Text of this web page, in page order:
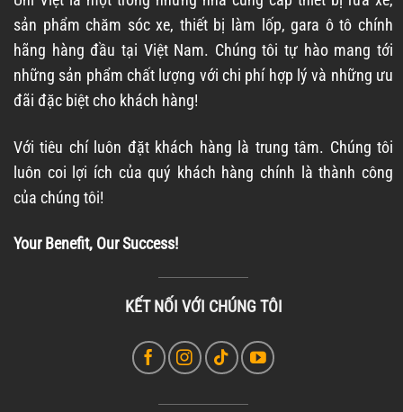
sản phẩm chăm sóc xe, thiết bị làm lốp, gara ô tô chính
hãng hàng đầu tại Việt Nam. Chúng tôi tự hào mang tới
những sản phẩm chất lượng với chi phí hợp lý và những ưu
đãi đặc biệt cho khách hàng!
Với tiêu chí luôn đặt khách hàng là trung tâm. Chúng tôi
luôn coi lợi ích của quý khách hàng chính là thành công
của chúng tôi!
Your Benefit, Our Success!
KẾT NỐI VỚI CHÚNG TÔI